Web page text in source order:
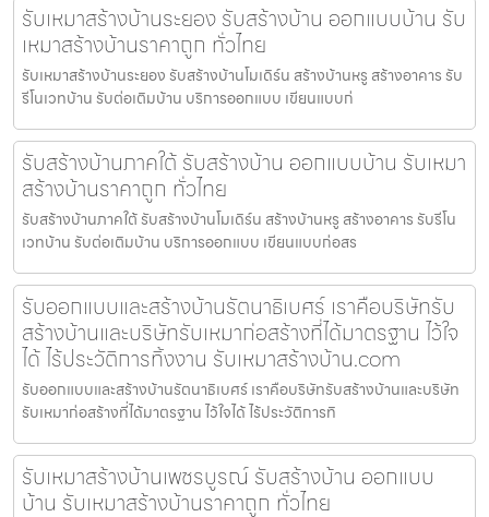
รับเหมาสร้างบ้านระยอง รับสร้างบ้าน ออกแบบบ้าน รับ
เหมาสร้างบ้านราคาถูก ทั่วไทย
รับเหมาสร้างบ้านระยอง รับสร้างบ้านโมเดิร์น สร้างบ้านหรู สร้างอาคาร รับ
รีโนเวทบ้าน รับต่อเติมบ้าน บริการออกแบบ เขียนแบบก่
รับสร้างบ้านภาคใต้ รับสร้างบ้าน ออกแบบบ้าน รับเหมา
สร้างบ้านราคาถูก ทั่วไทย
รับสร้างบ้านภาคใต้ รับสร้างบ้านโมเดิร์น สร้างบ้านหรู สร้างอาคาร รับรีโน
เวทบ้าน รับต่อเติมบ้าน บริการออกแบบ เขียนแบบก่อสร
รับออกแบบและสร้างบ้านรัตนาธิเบศร์ เราคือบริษัทรับ
สร้างบ้านและบริษัทรับเหมาก่อสร้างที่ได้มาตรฐาน ไว้ใจ
ได้ ไร้ประวัติการทิ้งงาน รับเหมาสร้างบ้าน.com
รับออกแบบและสร้างบ้านรัตนาธิเบศร์ เราคือบริษัทรับสร้างบ้านและบริษัท
รับเหมาก่อสร้างที่ได้มาตรฐาน ไว้ใจได้ ไร้ประวัติการทิ
รับเหมาสร้างบ้านเพชรบูรณ์ รับสร้างบ้าน ออกแบบ
บ้าน รับเหมาสร้างบ้านราคาถูก ทั่วไทย